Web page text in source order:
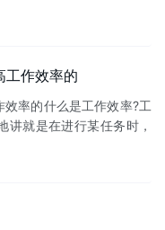
、所思及飘在北京这几年
工作效率的
效率的什么是工作效率?工
讲就是在进行某任务时，
值。什么是高效率?高效